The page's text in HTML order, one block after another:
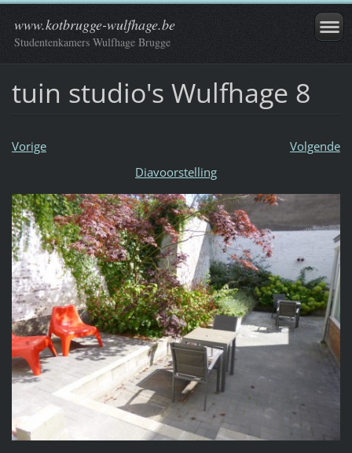
www.kotbrugge-wulfhage.be
Studentenkamers Wulfhage Brugge
tuin studio's Wulfhage 8
Vorige
Volgende
Diavoorstelling